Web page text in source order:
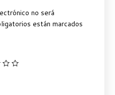
no será
están marcados